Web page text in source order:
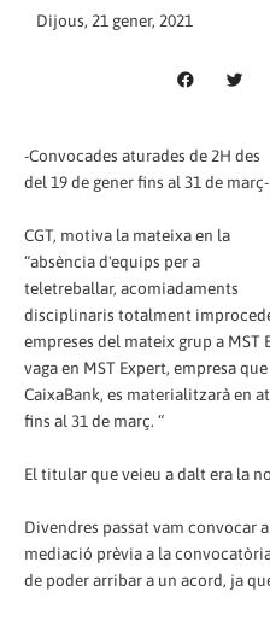
Dijous, 21 gener, 2021
-Convocades aturades de 2H des
del 19 de gener fins al 31 de març-
CGT, motiva la mateixa en la
“absència d'equips per a
teletreballar, acomiadaments
disciplinaris totalment
empreses del mateix grup a MST
vaga en MST Expert, empresa
CaixaBank, es materialitzarà en
fins al 31 de març. “
El titular que veieu a dalt era la
Divendres passat vam convocar
mediació prèvia a la
de poder arribar a un acord, ja